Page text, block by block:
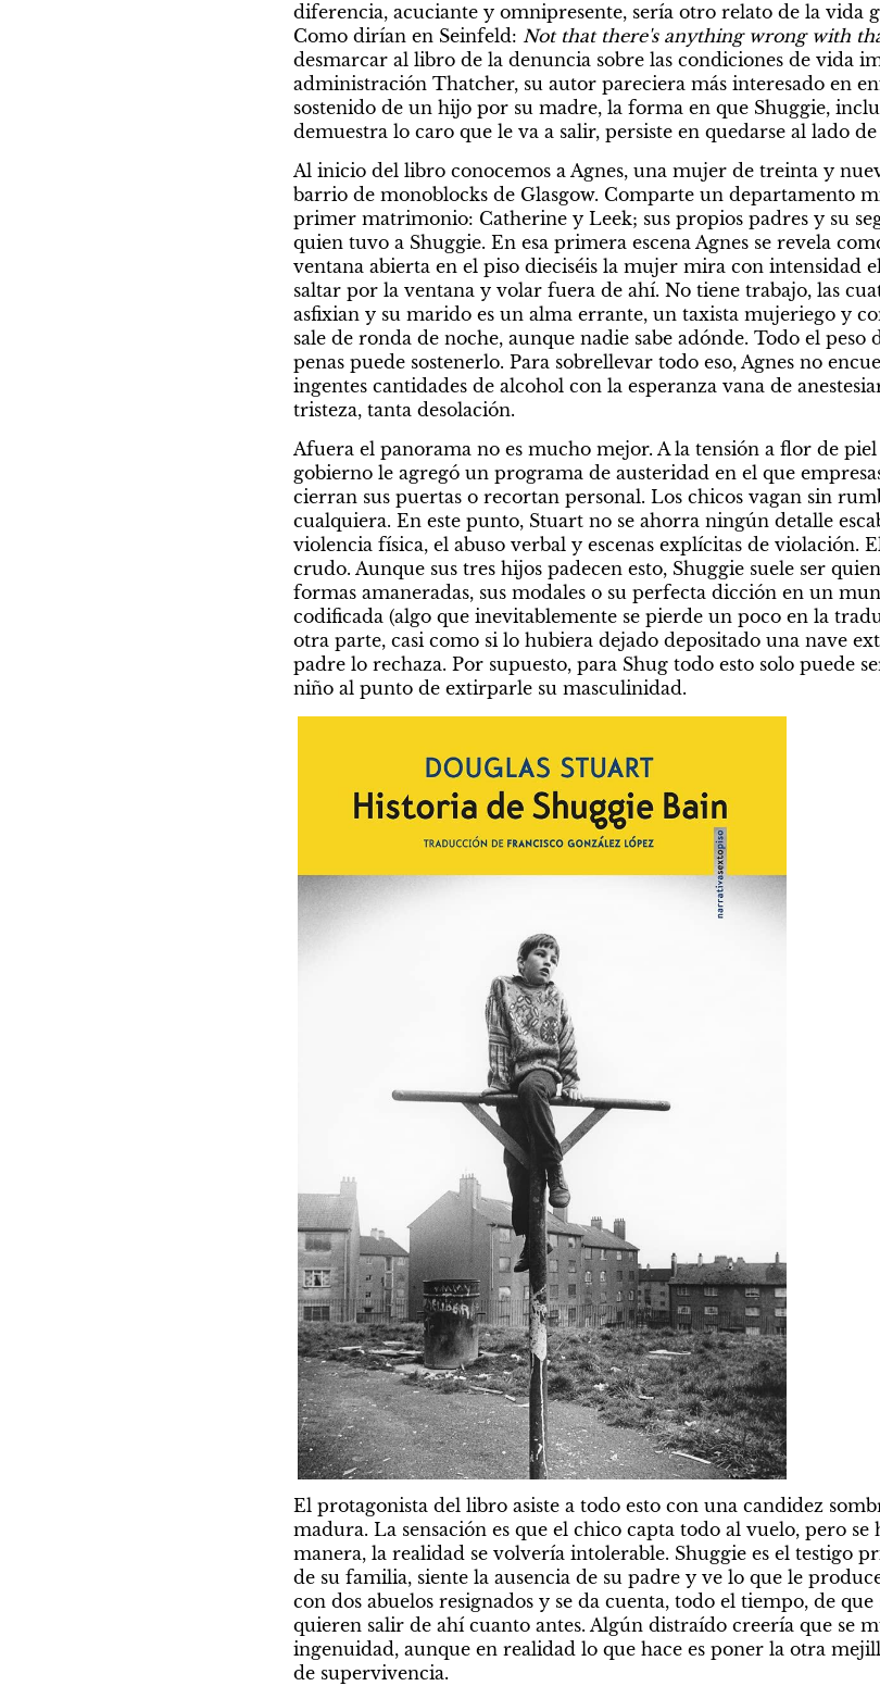
diferencia, acuciante y omnipresente, sería otro relato de la vida
Como dirían en Seinfeld: Not that there's anything wrong with
desmarcar al libro de la denuncia sobre las condiciones de vida
administración Thatcher, su autor pareciera más interesado en
sostenido de un hijo por su madre, la forma en que Shuggie,
demuestra lo caro que le va a salir, persiste en quedarse al lado
Al inicio del libro conocemos a Agnes, una mujer de treinta y
barrio de monoblocks de Glasgow. Comparte un departamento
primer matrimonio: Catherine y Leek; sus propios padres y su
quien tuvo a Shuggie. En esa primera escena Agnes se revela
ventana abierta en el piso dieciséis la mujer mira con intensidad
saltar por la ventana y volar fuera de ahí. No tiene trabajo, las
asfixian y su marido es un alma errante, un taxista mujeriego y
sale de ronda de noche, aunque nadie sabe adónde. Todo el peso
penas puede sostenerlo. Para sobrellevar todo eso, Agnes no
ingentes cantidades de alcohol con la esperanza vana de
tristeza, tanta desolación.
Afuera el panorama no es mucho mejor. A la tensión a flor de
gobierno le agregó un programa de austeridad en el que
cierran sus puertas o recortan personal. Los chicos vagan sin
cualquiera. En este punto, Stuart no se ahorra ningún detalle
violencia física, el abuso verbal y escenas explícitas de violación.
crudo. Aunque sus tres hijos padecen esto, Shuggie suele ser
formas amaneradas, sus modales o su perfecta dicción en un
codificada (algo que inevitablemente se pierde un poco en la
otra parte, casi como si lo hubiera dejado depositado una nave
padre lo rechaza. Por supuesto, para Shug todo esto solo puede
niño al punto de extirparle su masculinidad.
El protagonista del libro asiste a todo esto con una candidez
madura. La sensación es que el chico capta todo al vuelo, pero
manera, la realidad se volvería intolerable. Shuggie es el testigo
de su familia, siente la ausencia de su padre y ve lo que le
con dos abuelos resignados y se da cuenta, todo el tiempo, de
quieren salir de ahí cuanto antes. Algún distraído creería que se
ingenuidad, aunque en realidad lo que hace es poner la otra
de supervivencia.